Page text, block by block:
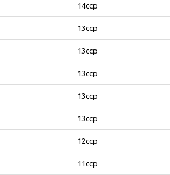
14ccp
13ccp
13ccp
13ccp
13ccp
13ccp
12ccp
11ccp